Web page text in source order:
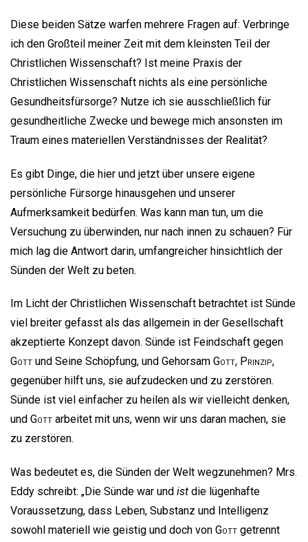
Diese beiden Sätze warfen mehrere Fragen auf: Verbringe
ich den Großteil meiner Zeit mit dem kleinsten Teil der
Christlichen Wissenschaft? Ist meine Praxis der
Christlichen Wissenschaft nichts als eine persönliche
Gesundheitsfürsorge? Nutze ich sie ausschließlich für
gesundheitliche Zwecke und bewege mich ansonsten im
Traum eines materiellen Verständnisses der Realität?
Es gibt Dinge, die hier und jetzt über unsere eigene
persönliche Fürsorge hinausgehen und unserer
Aufmerksamkeit bedürfen. Was kann man tun, um die
Versuchung zu überwinden, nur nach innen zu schauen? Für
mich lag die Antwort darin, umfangreicher hinsichtlich der
Sünden der Welt zu beten.
Im Licht der Christlichen Wissenschaft betrachtet ist Sünde
viel breiter gefasst als das allgemein in der Gesellschaft
akzeptierte Konzept davon. Sünde ist Feindschaft gegen
Gott und Seine Schöpfung, und Gehorsam Gott, Prinzip,
gegenüber hilft uns, sie aufzudecken und zu zerstören.
Sünde ist viel einfacher zu heilen als wir vielleicht denken,
und Gott arbeitet mit uns, wenn wir uns daran machen, sie
zu zerstören.
Was bedeutet es, die Sünden der Welt wegzunehmen? Mrs.
Eddy schreibt: „Die Sünde war und ist die lügenhafte
Voraussetzung, dass Leben, Substanz und Intelligenz
sowohl materiell wie geistig und doch von Gott getrennt